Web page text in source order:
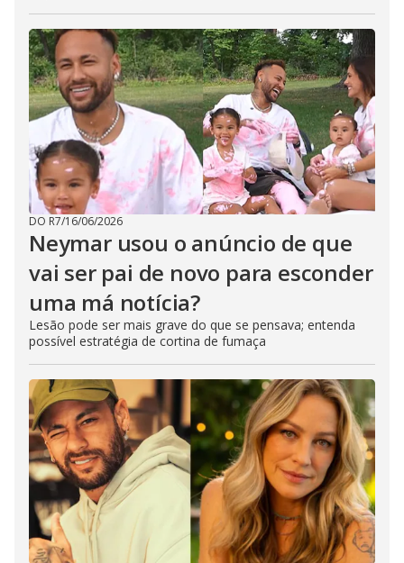
DO R7/16/06/2026
Neymar usou o anúncio de que
vai ser pai de novo para esconder
uma má notícia?
Lesão pode ser mais grave do que se pensava; entenda
possível estratégia de cortina de fumaça